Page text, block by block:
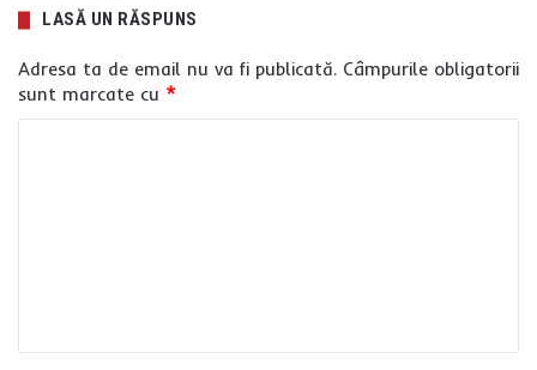
LASĂ UN RĂSPUNS
Adresa ta de email nu va fi publicată. Câmpurile obligatorii
sunt marcate cu *
a